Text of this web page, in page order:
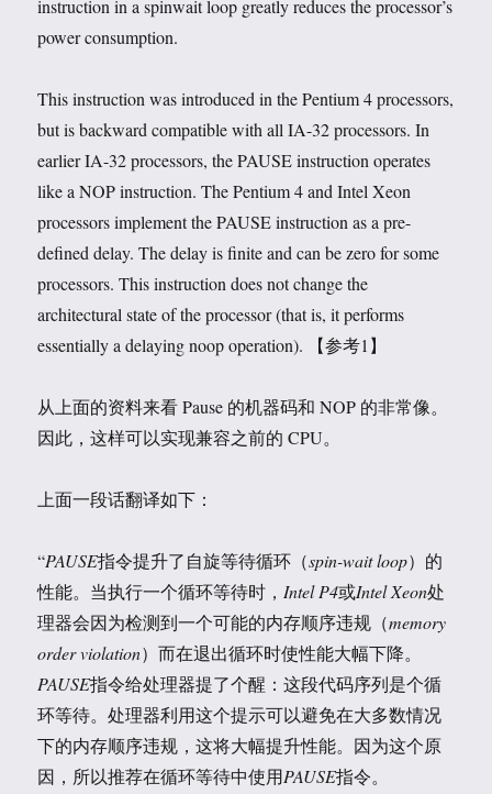
instruction in a spinwait loop greatly reduces the processor’s
power consumption.
This instruction was introduced in the Pentium 4 processors,
but is backward compatible with all IA-32 processors. In
earlier IA-32 processors, the PAUSE instruction operates
like a NOP instruction. The Pentium 4 and Intel Xeon
processors implement the PAUSE instruction as a pre-
defined delay. The delay is finite and can be zero for some
processors. This instruction does not change the
architectural state of the processor (that is, it performs
essentially a delaying noop operation). 【参考1】
从上面的资料来看 Pause 的机器码和 NOP 的非常像。
因此，这样可以实现兼容之前的 CPU。
上面一段话翻译如下：
“PAUSE指令提升了自旋等待循环（spin-wait loop）的
性能。当执行一个循环等待时， Intel P4或Intel Xeon处
理器会因为检测到一个可能的内存顺序违规（memory
order violation）而在退出循环时使性能大幅下降。
PAUSE指令给处理器提了个醒：这段代码序列是个循
环等待。处理器利用这个提示可以避免在大多数情况
下的内存顺序违规，这将大幅提升性能。因为这个原
因，所以推荐在循环等待中使用PAUSE指令。